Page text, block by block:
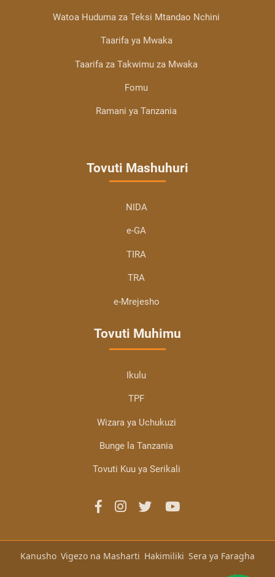
Watoa Huduma za Teksi Mtandao Nchini
Taarifa ya Mwaka
Taarifa za Takwimu za Mwaka
Fomu
Ramani ya Tanzania
Tovuti Mashuhuri
NIDA
e-GA
TIRA
TRA
e-Mrejesho
Tovuti Muhimu
Ikulu
TPF
Wizara ya Uchukuzi
Bunge la Tanzania
Tovuti Kuu ya Serikali
Kanusho Vigezo na Masharti Hakimiliki Sera ya Faragha